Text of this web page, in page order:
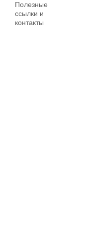
Полезные
ссылки и
контакты